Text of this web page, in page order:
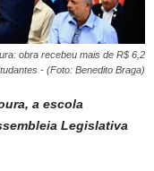
obra recebeu mais de R$ 6,2
- (Foto: Benedito Braga)
a escola
Legislativa